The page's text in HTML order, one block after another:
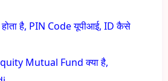
है, PIN Code यूपीआई, ID कैसे
Mutual Fund क्या है,